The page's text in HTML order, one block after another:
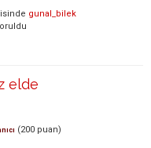
gunal_bilek
elde
(200 puan)